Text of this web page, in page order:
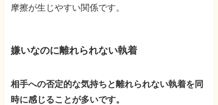
摩擦が生じやすい関係です。
嫌いなのに離れられない執着
相手への否定的な気持ちと離れられない執着を同
時に感じることが多いです。